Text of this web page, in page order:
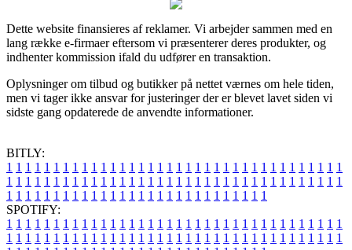
Dette website finansieres af reklamer. Vi arbejder sammen med en
lang række e-firmaer eftersom vi præsenterer deres produkter, og
indhenter kommission ifald du udfører en transaktion.
Oplysninger om tilbud og butikker på nettet værnes om hele tiden,
men vi tager ikke ansvar for justeringer der er blevet lavet siden vi
sidste gang opdaterede de anvendte informationer.
BITLY:
1 1 1 1 1 1 1 1 1 1 1 1 1 1 1 1 1 1 1 1 1 1 1 1 1 1 1 1 1 1 1 1 1 1 1 1
1 1 1 1 1 1 1 1 1 1 1 1 1 1 1 1 1 1 1 1 1 1 1 1 1 1 1 1 1 1 1 1 1 1 1 1
1 1 1 1 1 1 1 1 1 1 1 1 1 1 1 1 1 1 1 1 1 1 1 1 1 1 1 1
SPOTIFY:
1 1 1 1 1 1 1 1 1 1 1 1 1 1 1 1 1 1 1 1 1 1 1 1 1 1 1 1 1 1 1 1 1 1 1 1
1 1 1 1 1 1 1 1 1 1 1 1 1 1 1 1 1 1 1 1 1 1 1 1 1 1 1 1 1 1 1 1 1 1 1 1